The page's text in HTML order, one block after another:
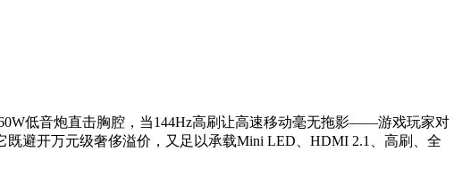
低音炮直击胸腔，当144Hz高刷让高速移动毫无拖影——游戏玩家对
既避开万元级奢侈溢价，又足以承载Mini LED、HDMI 2.1、高刷、全